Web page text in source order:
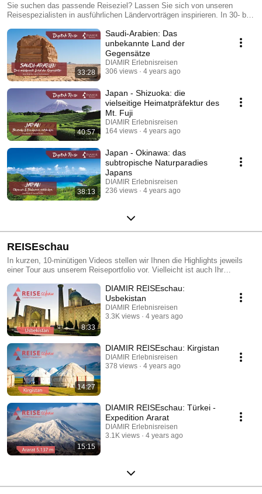
Sie suchen das passende Reiseziel? Lassen Sie sich von unseren
Reisespezialisten in ausführlichen Ländervorträgen inspirieren. In 30- bis
unserem DIAMIR-Portfolio näher.
33:28
Saudi-Arabien: Das
unbekannte Land der
Gegensätze
DIAMIR Erlebnisreisen
306 views
4 years ago
40:57
Japan - Shizuoka: die
vielseitige Heimatpräfektur des
Mt. Fuji
DIAMIR Erlebnisreisen
164 views
4 years ago
38:13
Japan - Okinawa: das
subtropische Naturparadies
Japans
DIAMIR Erlebnisreisen
236 views
4 years ago
REISEschau
In kurzen, 10-minütigen Videos stellen wir Ihnen die Highlights jeweils
einer Tour aus unserem Reiseportfolio vor. Vielleicht ist auch Ihr
8:33
DIAMIR REISEschau:
Usbekistan
DIAMIR Erlebnisreisen
3.3K views
4 years ago
14:27
DIAMIR REISEschau: Kirgistan
DIAMIR Erlebnisreisen
378 views
4 years ago
15:15
DIAMIR REISEschau: Türkei -
Expedition Ararat
DIAMIR Erlebnisreisen
3.1K views
4 years ago